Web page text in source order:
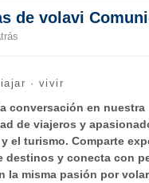
de volavi
· vivir
conversación en nuestra
de viajeros y
el turismo. Comparte
destinos y conecta con
la misma pasión por